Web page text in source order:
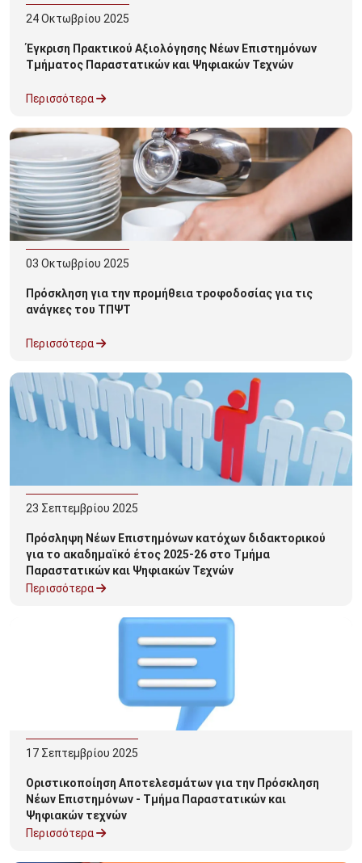
24Οκτωβρίου 2025
Έγκριση Πρακτικού Αξιολόγησης Νέων Επιστημόνων
Τμήματος Παραστατικών και Ψηφιακών Τεχνών
Περισσότερα
03 Οκτωβρίου 2025
Πρόσκληση για την προμήθεια τροφοδοσίας για τις
ανάγκες του ΤΠΨΤ
Περισσότερα
23 Σεπτεμβρίου 2025
Πρόσληψη Νέων Επιστημόνων κατόχων διδακτορικού
για το ακαδημαϊκό έτος 2025-26 στο Τμήμα
Παραστατικών και Ψηφιακών Τεχνών
Περισσότερα
17 Σεπτεμβρίου 2025
Οριστικοποίηση Αποτελεσμάτων για την Πρόσκληση
Νέων Επιστημόνων - Τμήμα Παραστατικών και
Ψηφιακών τεχνών
Περισσότερα